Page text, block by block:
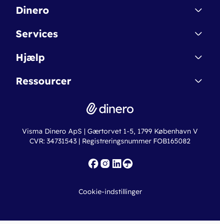
Dinero
Kontakt
Betingelser & Sikkerhed
Nye funktioner
Services
Dinero Starter
Dinero Pro
Erhvervslån
Fakturaskabeloner
Hjælp
Regnskabsordbogen
Online regnskabskurser
Ressourcer
Ny virksomhed
Iværksætterlegat
Visma Dinero ApS | Gærtorvet 1-5, 1799 København V
CVR: 34731543 | Registreringsnummer FOB165082
Cookie-indstillinger